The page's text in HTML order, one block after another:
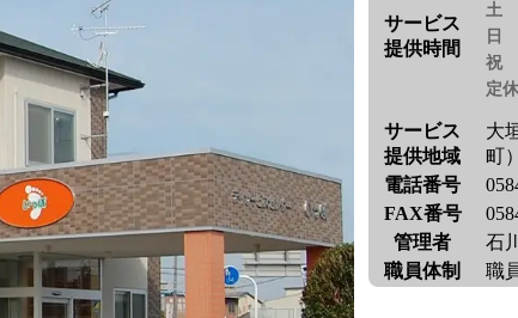
サービス
提供時間
土
日
祝
定
サービス
提供地域
大
町
電話番号
FAX番号
管理者
石
職員体制
職